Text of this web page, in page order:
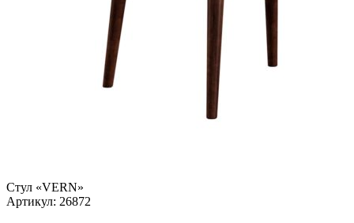
Стул «VERN»
Артикул: 26872